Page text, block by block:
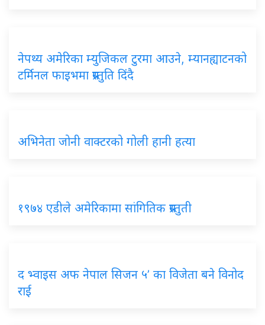
नेपथ्य अमेरिका म्युजिकल टुरमा आउने, म्यानह्याटनको
टर्मिनल फाइभमा प्रस्तुति दिंदै
अभिनेता जोनी वाक्टरको गोली हानी हत्या
१९७४ एडीले अमेरिकामा सांगितिक प्रस्तुती
द भ्वाइस अफ नेपाल सिजन ५’ का विजेता बने विनोद
राई